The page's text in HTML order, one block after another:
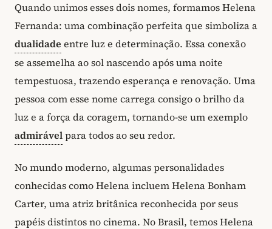
Quando unimos esses dois nomes, formamos Helena
Fernanda: uma combinação perfeita que simboliza a
dualidade entre luz e determinação. Essa conexão
se assemelha ao sol nascendo após uma noite
tempestuosa, trazendo esperança e renovação. Uma
pessoa com esse nome carrega consigo o brilho da
luz e a força da coragem, tornando-se um exemplo
admirávelpara todos ao seu redor.
No mundo moderno, algumas personalidades
conhecidas como Helena incluem Helena Bonham
Carter, uma atriz britânica reconhecida por seus
papéis distintos no cinema. No Brasil, temos Helena